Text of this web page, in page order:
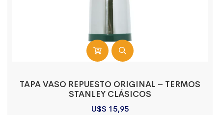
TAPA VASO REPUESTO ORIGINAL – TERMOS
STANLEY CLÁSICOS
U$S 15,95